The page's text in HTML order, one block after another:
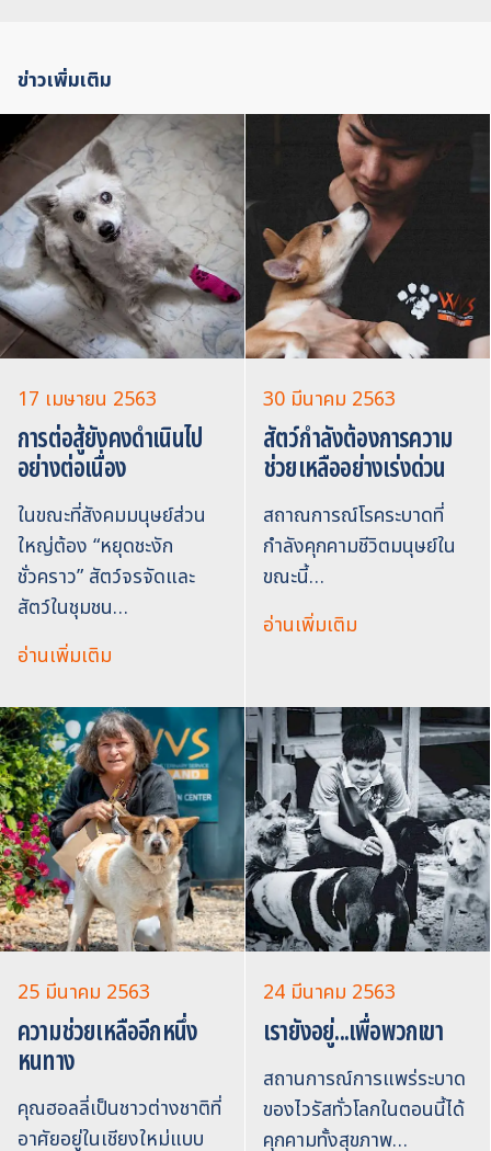
ข่าวเพิ่มเติม
17 เมษายน 2563
การต่อสู้ยังคงดำเนินไป
อย่างต่อเนื่อง
ในขณะที่สังคมมนุษย์ส่วน
ใหญ่ต้อง “หยุดชะงัก
ชั่วคราว” สัตว์จรจัดและ
สัตว์ในชุมชน…
อ่านเพิ่มเติม
30 มีนาคม 2563
สัตว์กำลังต้องการความ
ช่วยเหลืออย่างเร่งด่วน
สถาณการณ์โรคระบาดที่
กำลังคุกคามชีวิตมนุษย์ใน
ขณะนี้…
อ่านเพิ่มเติม
25 มีนาคม 2563
ความช่วยเหลืออีกหนึ่ง
หนทาง
คุณฮอลลี่เป็นชาวต่างชาติที่
อาศัยอยู่ในเชียงใหม่แบบ
24 มีนาคม 2563
เรายังอยู่...เพื่อพวกเขา
สถานการณ์การแพร่ระบาด
ของไวรัสทั่วโลกในตอนนี้ได้
คุกคามทั้งสุขภาพ…